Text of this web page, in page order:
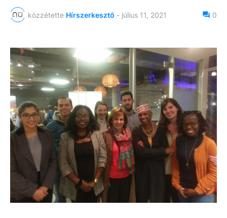
közzétette Hírszerkesztő - július 11, 2021 0